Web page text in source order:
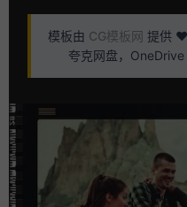
模板由 CG模板网 提供 ❤️
夸克网盘，